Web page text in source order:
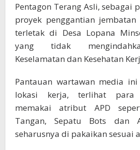
Pentagon Terang Asli, sebagai
proyek penggantian
terletak di Desa Lopana
yang tidak
Keselamatan dan Kesehatan
Pantauan wartawan media
lokasi kerja, terlihat para
memakai atribut APD
Tangan, Sepatu Bots dan
seharusnya di pakaikan sesuai